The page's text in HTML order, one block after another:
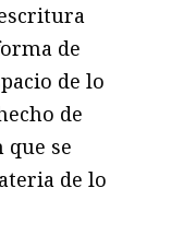
de
de lo
de
que se
de lo